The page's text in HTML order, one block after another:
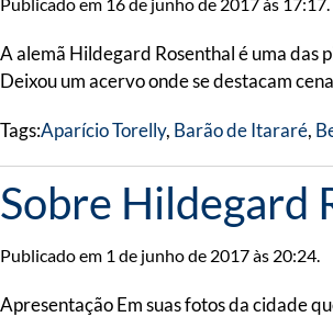
A alemã Hildegard Rosenthal é uma das
Deixou um acervo onde se destacam
Tags:Aparício Torelly, Barão de Itararé,
Sobre Hildegard
Publicado em 1 de junho de 2017 às 20:24.
Apresentação Em suas fotos da cidade